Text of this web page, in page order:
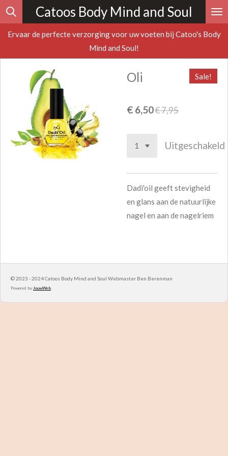
Ga
direct
naar
Catoos Body Mind and Soul
Ervaar de perfecte verzorging voor uw voeten bij Catoo's Body
Mind and Soul!
Oli Sale!
€ 6,50€ 7,95
Uitgeschakeld
Dadi'oil geeft stevigheid
en glans aan de natuurlijke
nagel en aan de nagelriem
© 2023 - 2024 Catoos Body Mind and Soul Webmaster Ben Berenman
Powered by JouwWeb